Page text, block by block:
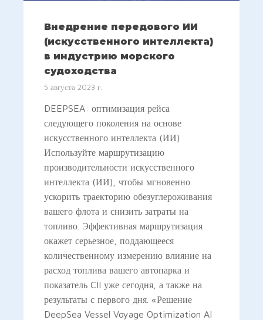
Внедрение передового ИИ
(искусственного интеллекта)
в индустрию морского
судоходства
5 августа 2023 г.
DEEPSEA: оптимизация рейса
следующего поколения на основе
искусственного интеллекта (ИИ)
Используйте маршрутизацию
производительности искусственного
интеллекта (ИИ), чтобы мгновенно
ускорить траекторию обезуглероживания
вашего флота и снизить затраты на
топливо. Эффективная маршрутизация
окажет серьезное, поддающееся
количественному измерению влияние на
расход топлива вашего автопарка и
показатель CII уже сегодня, а также на
результаты с первого дня. «Решение
DeepSea Vessel Voyage Optimization AI